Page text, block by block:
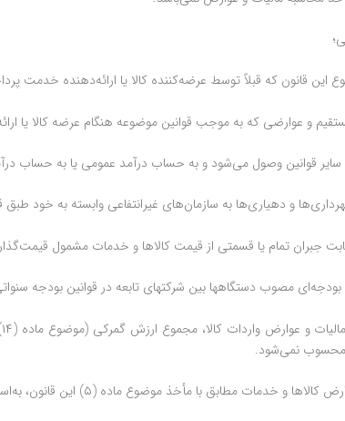
این قانون که قبلاً توسط عرضه‌کننده کالا یا ارائه‌دهنده خدمت
و عوارضی که به موجب قوانین موضوعه هنگام عرضه کالا ‏یا
قوانین وصول می‌شود و به حساب درآمد عمومی یا به حساب
و دهیاری‌ها به سازمان‌های غیرانتفاعی وابسته به خود طبق
جبران تمام یا قسمتی از قیمت کالاها و خدمات مشمول
مصوب دستگاهها بین شرکتهای تابعه در قوانین بودجه
محسوب نمی‌شود.
موضوع ماده ‌(۵) این قانون، به‌استثنای کالاهای خاص که نرخ آنها در ماده ‌(۲۶) این قانون تصریح شده، نه‌درصد (۹%) می‌باشد.